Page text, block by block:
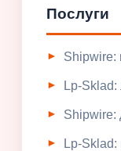
Послуги
Shipwire:
Lp-Sklad:
Shipwire:
Lp-Sklad: